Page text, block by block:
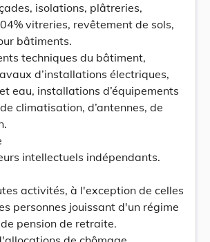
isolations, plâtreries,
vitreries, revêtement de sols,
bâtiments.
techniques du bâtiment,
d’installations électriques,
eau, installations d’équipements
climatisation, d’antennes, de
intellectuels indépendants.
activités, à l'exception de celles
personnes jouissant d'un régime
pension de retraite.